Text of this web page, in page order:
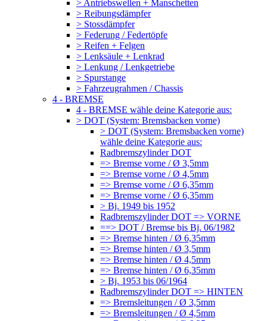
> Antriebswellen + Manschetten
> Reibungsdämpfer
> Stossdämpfer
> Federung / Federtöpfe
> Reifen + Felgen
> Lenksäule + Lenkrad
> Lenkung / Lenkgetriebe
> Spurstange
> Fahrzeugrahmen / Chassis
4 - BREMSE
4 - BREMSE wähle deine Kategorie aus:
> DOT (System: Bremsbacken vorne)
> DOT (System: Bremsbacken vorne)
wähle deine Kategorie aus:
Radbremszylinder DOT
=> Bremse vorne / Ø 3,5mm
=> Bremse vorne / Ø 4,5mm
=> Bremse vorne / Ø 6,35mm
=> Bremse vorne / Ø 6,35mm
> Bj. 1949 bis 1952
Radbremszylinder DOT => VORNE
==> DOT / Bremse bis Bj. 06/1982
=> Bremse hinten / Ø 6,35mm
=> Bremse hinten / Ø 3,5mm
=> Bremse hinten / Ø 4,5mm
=> Bremse hinten / Ø 6,35mm
> Bj. 1953 bis 06/1964
Radbremszylinder DOT => HINTEN
=> Bremsleitungen / Ø 3,5mm
=> Bremsleitungen / Ø 4,5mm